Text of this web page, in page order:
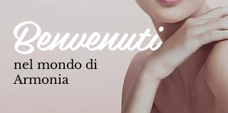
Benvenuti
nel mondo di
Armonia